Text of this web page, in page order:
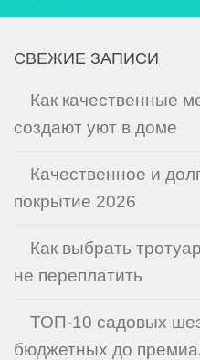
СВЕЖИЕ ЗАПИСИ
Как качественные
создают уют в доме
Качественное и
покрытие 2026
Как выбрать
не переплатить
ТОП-10 садовых
бюджетных до